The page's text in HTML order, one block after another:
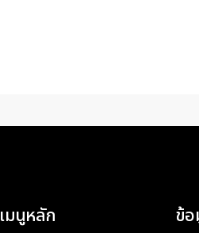
เมนูหลัก ข้